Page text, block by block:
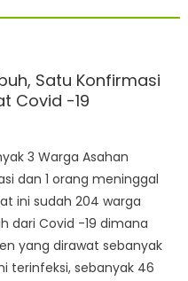
Satu Konfirmasi
Covid -19
3 Warga Asahan
dan 1 orang meninggal
ini sudah 204 warga
dari Covid -19 dimana
yang dirawat sebanyak
terinfeksi, sebanyak 46